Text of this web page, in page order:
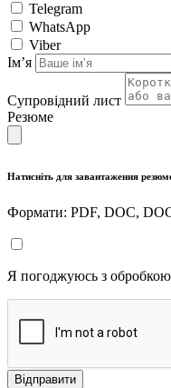
Telegram
WhatsApp
Viber
Імʼя
Супровідний лист
Резюме
Натисніть для завантаження
Формати: PDF, DOC,
Я погоджуюсь з
Відправити